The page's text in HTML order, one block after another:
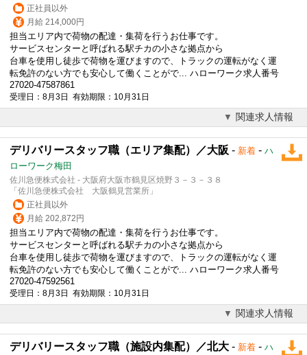
正社員以外
月給 214,000円
担当エリア内で荷物の配達・集荷を行うお仕事です。
サービスセンターと呼ばれる駅チカの小さな拠点から
台車を使用し徒歩で荷物を運びますので、トラックの運転がなく運
転免許のない方でも安心して働くことがで... ハローワーク求人番号
27020-47587861
受理日：8月3日 有効期限：10月31日
関連求人情報
デリバリースタッフ職（エリア集配）／大阪 - 新着 - ハ
ローワーク梅田
佐川急便株式会社 - 大阪府大阪市鶴見区焼野３－３－３８
「佐川急便株式会社 大阪鶴見営業所」
正社員以外
月給 202,872円
担当エリア内で荷物の配達・集荷を行うお仕事です。
サービスセンターと呼ばれる駅チカの小さな拠点から
台車を使用し徒歩で荷物を運びますので、トラックの運転がなく運
転免許のない方でも安心して働くことがで... ハローワーク求人番号
27020-47592561
受理日：8月3日 有効期限：10月31日
関連求人情報
デリバリースタッフ職（施設内集配）／北大 - 新着 - ハ